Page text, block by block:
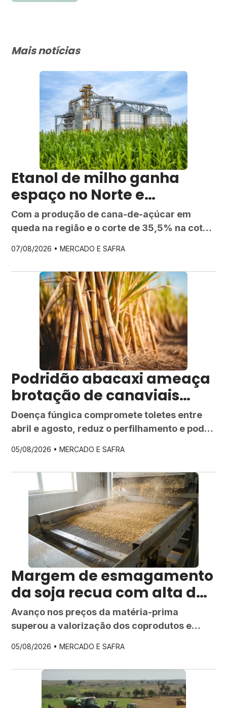
Mais notícias
Etanol de milho ganha
espaço no Norte e
Nordeste enquanto
moagem de cana recua e
tarifa dos EUA pressiona
Com a produção de cana-de-açúcar em
queda na região e o corte de 35,5% na cota
Nordeste aceleram a diversificação para o
etanol de milho como alternativa de receita e
competitividade.
07/08/2026 •MERCADO E SAFRA
Podridão abacaxi ameaça
brotação de canaviais
recém-plantados
Doença fúngica compromete toletes entre
abril e agosto, reduz o perfilhamento e pode
cortes seguidos; prevenção começa na
escolha das mudas
05/08/2026 •MERCADO E SAFRA
Margem de esmagamento
da soja recua com alta do
grão em Mato Grosso
Avanço nos preços da matéria-prima
superou a valorização dos coprodutos e
processadora em julho, segundo o Imea
05/08/2026 •MERCADO E SAFRA